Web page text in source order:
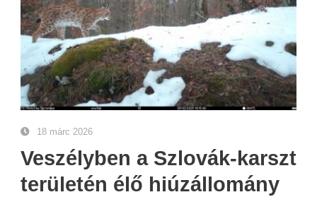
18 márc 2026
Veszélyben a Szlovák-karszt
területén élő hiúzállomány